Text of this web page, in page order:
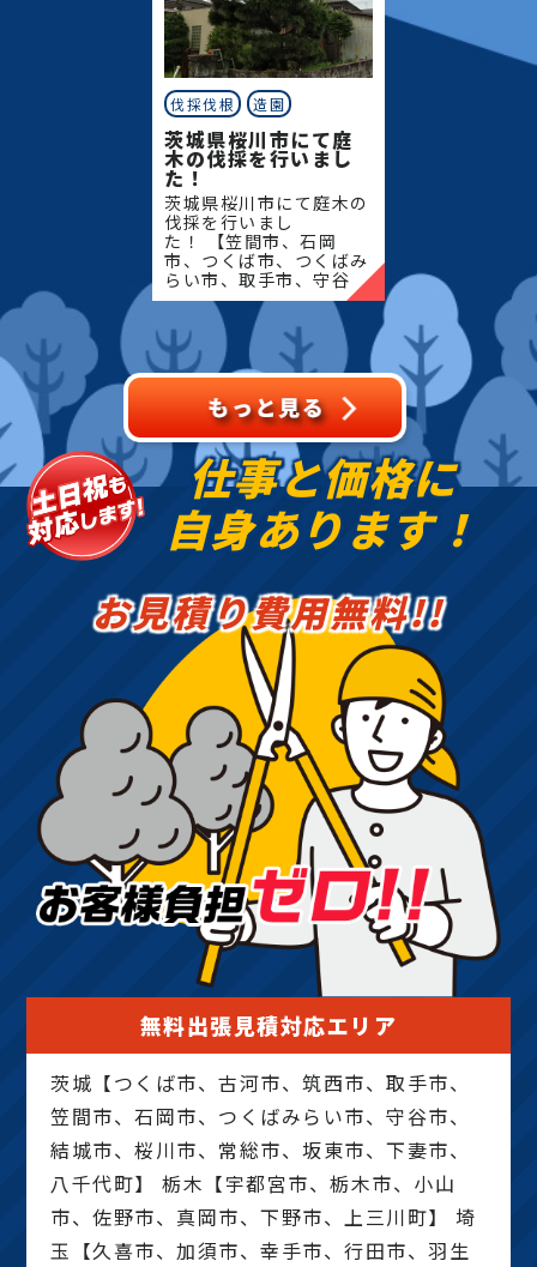
伐採伐根 造園
茨城県桜川市にて庭
木の伐採を行いまし
た！
茨城県桜川市にて庭木の
伐採を行いまし
た！ 【笠間市、石岡
市、つくば市、つくばみ
らい市、取手市、守谷
市、筑西市、結城市、桜
川市、常総市、古河市、
坂東市、下妻市、八千代
町】地域密着で伐採・抜
根・剪定・草
仕事と価格に
自身あります！
お見積り費用無料!!
無料出張見積対応エリア
茨城【つくば市、古河市、筑西市、取手市、
笠間市、石岡市、つくばみらい市、守谷市、
結城市、桜川市、常総市、坂東市、下妻市、
八千代町】 栃木【宇都宮市、栃木市、小山
市、佐野市、真岡市、下野市、上三川町】 埼
玉【久喜市、加須市、幸手市、行田市、羽生